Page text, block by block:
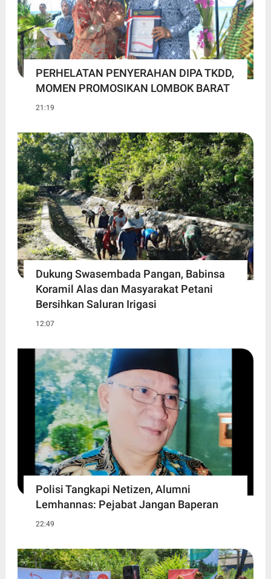
PERHELATAN PENYERAHAN DIPA TKDD,
MOMEN PROMOSIKAN LOMBOK BARAT
21:19
Dukung Swasembada Pangan, Babinsa
Koramil Alas dan Masyarakat Petani
Bersihkan Saluran Irigasi
12:07
Polisi Tangkapi Netizen, Alumni
Lemhannas: Pejabat Jangan Baperan
22:49